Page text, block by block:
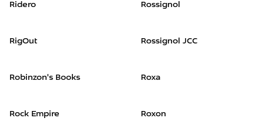
Ridero
RigOut
Robinzon's Books
Rock Empire
Rossignol
Rossignol JCC
Roxa
Roxon